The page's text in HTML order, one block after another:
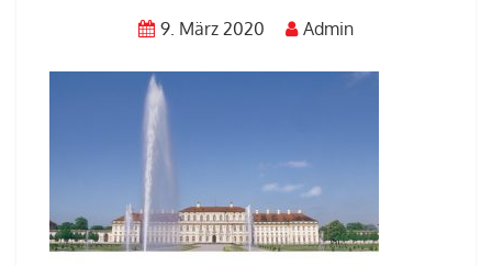
9. März 2020 Admin